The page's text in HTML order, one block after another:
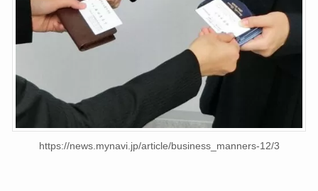
https://news.mynavi.jp/article/business_manners-12/3